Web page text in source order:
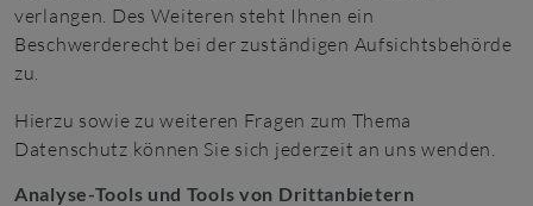
verlangen. Des Weiteren steht Ihnen ein
Beschwerderecht bei der zuständigen Aufsichtsbehörde
zu.
Hierzu sowie zu weiteren Fragen zum Thema
Datenschutz können Sie sich jederzeit an uns wenden.
Analyse-Tools und Tools von Dritt­anbietern